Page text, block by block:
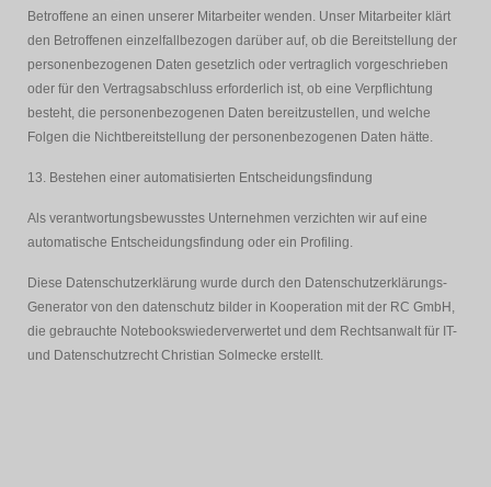
Betroffene an einen unserer Mitarbeiter wenden. Unser Mitarbeiter klärt
den Betroffenen einzelfallbezogen darüber auf, ob die Bereitstellung der
personenbezogenen Daten gesetzlich oder vertraglich vorgeschrieben
oder für den Vertragsabschluss erforderlich ist, ob eine Verpflichtung
besteht, die personenbezogenen Daten bereitzustellen, und welche
Folgen die Nichtbereitstellung der personenbezogenen Daten hätte.
13. Bestehen einer automatisierten Entscheidungsfindung
Als verantwortungsbewusstes Unternehmen verzichten wir auf eine
automatische Entscheidungsfindung oder ein Profiling.
Diese Datenschutzerklärung wurde durch den Datenschutzerklärungs-
Generator von den datenschutz bilder in Kooperation mit der RC GmbH,
die gebrauchte Notebookswiederverwertet und dem Rechtsanwalt für IT-
und Datenschutzrecht Christian Solmecke erstellt.